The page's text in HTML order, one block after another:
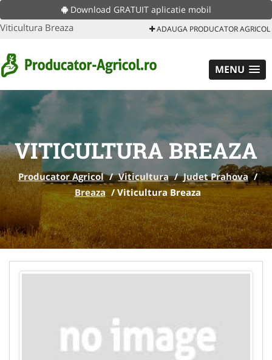
Download GRATUIT aplicatie mobil
Viticultura Breaza ADAUGA PRODUCATOR AGRICOL
MENU
VITICULTURA BREAZA
Producator Agricol / Viticultura / Judet Prahova /
Breaza /Viticultura Breaza